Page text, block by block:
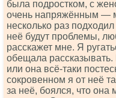
была подростком, с
очень напряжённым —
несколько раз
неё будут проблемы,
расскажет мне. Я
обещала
или она всё-таки
сокровенном я от неё
за неё, боялся, что она